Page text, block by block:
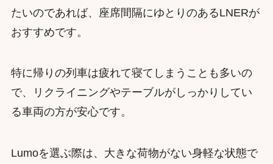
たいのであれば、座席間隔にゆとりのあるLNERが
おすすめです。
特に帰りの列車は疲れて寝てしまうことも多いの
で、リクライニングやテーブルがしっかりしてい
る車両の方が安心です。
Lumoを選ぶ際は、大きな荷物がない身軽な状態で